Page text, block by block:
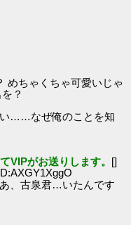
めちゃくちゃ可愛いじゃ
？
い……なぜ俺のことを知
VIPがお送りします。 []
、古泉君…いたんです